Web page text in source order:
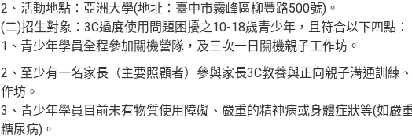
2、活動地點：亞洲大學(地址：臺中市霧峰區柳豐路500號)。
(二)招生對象：3C過度使用問題困擾之10-18歲青少年，且符合以下四點：
1、青少年學員全程參加關機營隊，及三次一日關機親子工作坊。
2、至少有一名家長（主要照顧者）參與家長3C教養與正向親子溝通訓練
作坊。
3、青少年學員目前未有物質使用障礙、嚴重的精神病或身體症狀等(如嚴
糖尿病)。